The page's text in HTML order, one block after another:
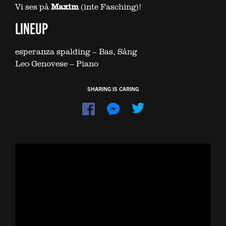
Vi ses påMaxim(inte Fasching)!
LINEUP
esperanza spalding – Bas, Sång
Leo Genovese – Piano
SHARING IS CARING
Dela
Dela